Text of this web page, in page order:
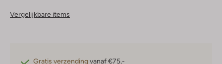
Vergelijkbare items
Gratis verzendingvanaf €75,-